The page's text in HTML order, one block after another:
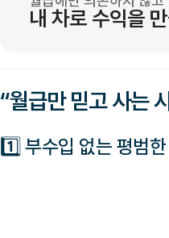
내 차로 수익을
“월급만 믿고 사는
1️⃣ 부수입 없는 평범